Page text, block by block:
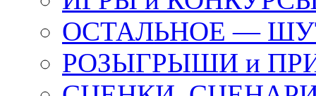
ОСТАЛЬНОЕ —
РОЗЫГРЫШИ и